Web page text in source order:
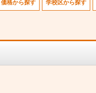
価格から探す 学校区から探す